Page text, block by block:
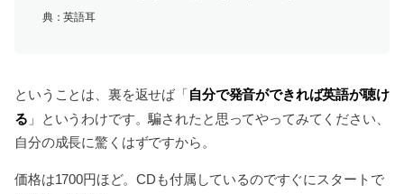
典：英語耳
ということは、裏を返せば「自分で発音ができれば英語が聴け
る 」というわけです。騙されたと思ってやってみてください、
自分の成長に驚くはずですから。
価格は1700円ほど。CDも付属しているのですぐにスタートで